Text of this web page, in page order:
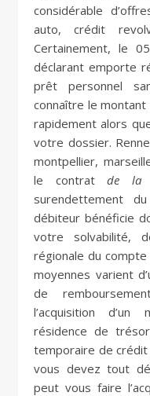
considérable
auto, crédit
Certainement, le
déclarant emporte
prêt personnel
connaître le
rapidement alors
votre dossier.
montpellier,
le contratde la
surendettement
débiteur bénéficie
votre solvabilité,
régionale du
moyennes varient
de
l’acquisition
résidence de
temporaire de
vous devez tout
peut vous faire